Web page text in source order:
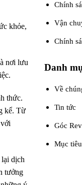
khỏe,
nơi lưu
thức.
kể. Từ
dịch
tưởng
Chính
Vận
Chính
Danh
Về
Tin tức
Góc
Mục tiêu